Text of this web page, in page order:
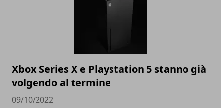
Xbox Series X e Playstation 5 stanno già
volgendo al termine
09/10/2022